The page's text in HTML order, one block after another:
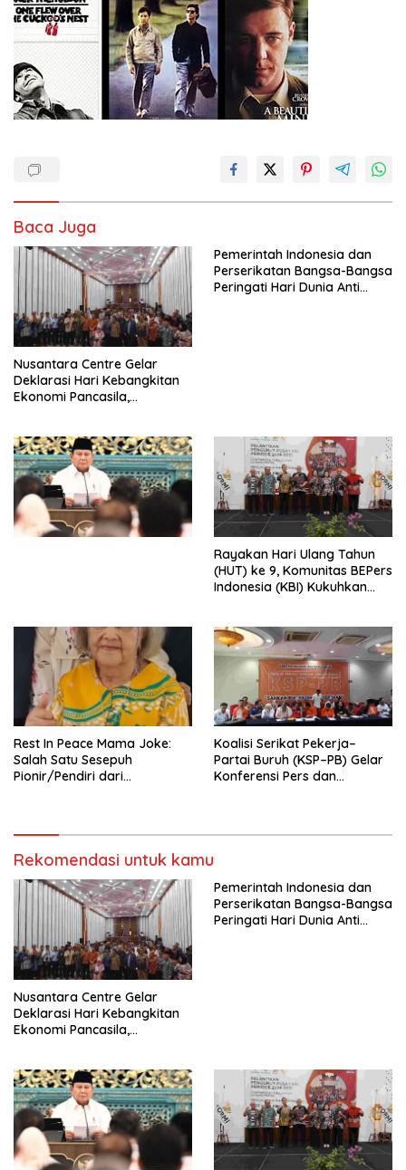
Baca Juga
Nusantara Centre Gelar
Deklarasi Hari Kebangkitan
Ekonomi Pancasila,
Penjajahan (Pergolakan
Ekonomi Politik Indonesia) &
Simposium Nasional “Urgensi
Undang-Undang
Perekonomian Nasional dan
Kesejahteraan Sosial dalam
Pemerintah Indonesia dan
Perserikatan Bangsa-Bangsa
Peringati Hari Dunia Anti
Rayakan Hari Ulang Tahun
(HUT) ke 9, Komunitas BEPers
Indonesia (KBI) Kukuhkan
Tema: “Penguatan dan
Pengembangan Organisasi
KBI yang Berbasis Riset di
seluruh Indonesia dan
Mancanegara”.
Rest In Peace Mama Joke:
Salah Satu Sesepuh
Pionir/Pendiri dari
Koalisi Serikat Pekerja–
Partai Buruh (KSP–PB) Gelar
Konferensi Pers dan
Rekomendasi untuk kamu
Nusantara Centre Gelar
Deklarasi Hari Kebangkitan
Ekonomi Pancasila,
Penjajahan (Pergolakan
Ekonomi Politik Indonesia) &
Simposium Nasional “Urgensi
Undang-Undang
Perekonomian Nasional dan
Kesejahteraan Sosial dalam
Pemerintah Indonesia dan
Perserikatan Bangsa-Bangsa
Peringati Hari Dunia Anti